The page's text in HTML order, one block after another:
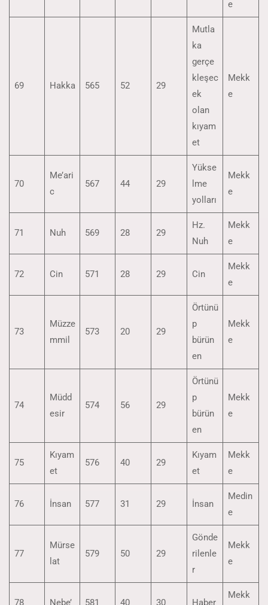
e
69 Hakka 565 52 29
Mutla
ka
gerçe
kleşec
ek
olan
kıyam
et
Mekk
e
70
Me’ari
c
567 44 29
Yükse
lme
yolları
Mekk
e
71 Nuh 569 28 29
Hz.
Nuh
Mekk
e
72 Cin 571 28 29 Cin
Mekk
e
73
Müzze
mmil
573 20 29
Örtünü
p
bürün
en
Mekk
e
74
Müdd
esir
574 56 29
Örtünü
p
bürün
en
Mekk
e
75
Kıyam
et
576 40 29
Kıyam
et
Mekk
e
76 İnsan 577 31 29 İnsan
Medin
e
77
Mürse
lat
579 50 29
Gönde
rilenle
r
Mekk
e
78 Nebe’ 581 40 30 Haber
Mekk